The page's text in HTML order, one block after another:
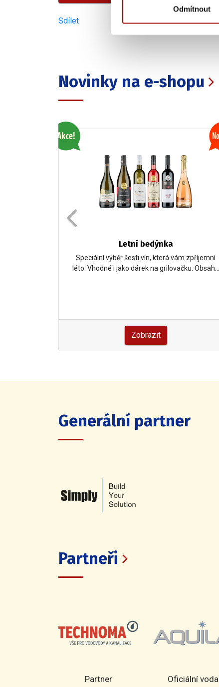
Odmítnout
Sdílet
Novinky na e-shopu
Letní bedýnka
Speciální výběr šesti vín, která vám zpříjemní
léto. Vhodné i jako dárek na grilovačku. Obsah…
Zobrazit
Generální partner
Partneři
Partner Oficiální voda